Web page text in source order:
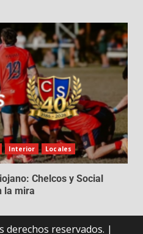
Interior Locales
Chelcos y Social
la mira
reservados. |